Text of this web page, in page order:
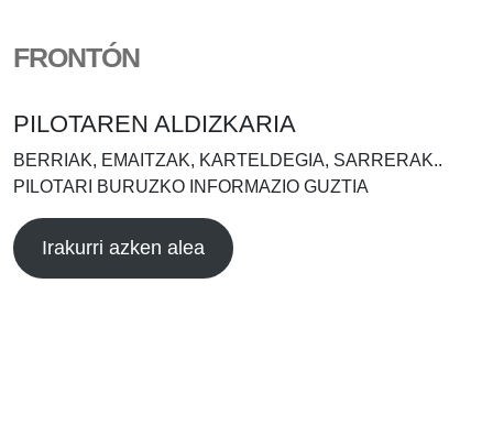
FRONTÓN
PILOTAREN ALDIZKARIA
BERRIAK, EMAITZAK, KARTELDEGIA, SARRERAK..
PILOTARI BURUZKO INFORMAZIO GUZTIA
Irakurri azken alea